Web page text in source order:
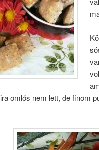
omlós nem lett, de finom